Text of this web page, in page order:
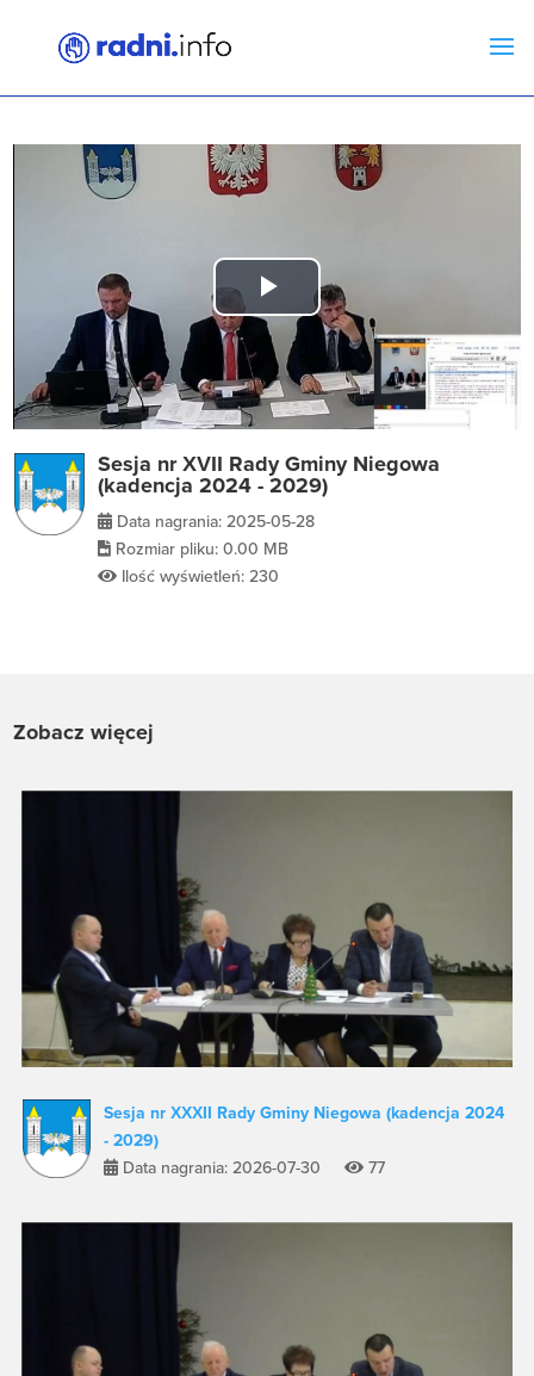
Play
Video
Sesja nr XVII Rady Gminy Niegowa
(kadencja 2024 - 2029)
Data nagrania: 2025-05-28
Rozmiar pliku: 0.00 MB
Ilość wyświetleń: 230
Zobacz więcej
Sesja nr XXXII Rady Gminy Niegowa (kadencja 2024
- 2029)
Data nagrania: 2026-07-30
77